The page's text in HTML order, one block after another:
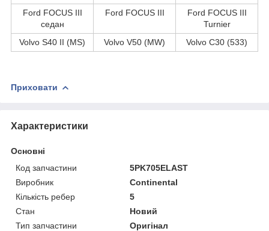
Ford FOCUS III
седан
Ford FOCUS III
Ford FOCUS III
Turnier
Volvo S40 II (MS)
Volvo V50 (MW) Volvo C30 (533)
Приховати
Характеристики
Основні
Код запчастини
5PK705ELAST
Виробник
Continental
Кількість ребер
5
Стан
Новий
Тип запчастини
Оригінал